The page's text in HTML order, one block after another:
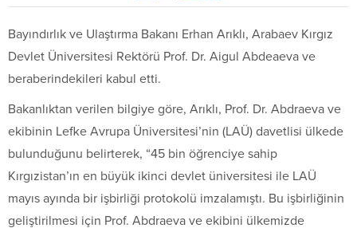
Bayındırlık ve Ulaştırma Bakanı Erhan Arıklı, Arabaev Kırgız
Devlet Üniversitesi Rektörü Prof. Dr. Aigul Abdeaeva ve
beraberindekileri kabul etti.
Bakanlıktan verilen bilgiye göre, Arıklı, Prof. Dr. Abdraeva ve
ekibinin Lefke Avrupa Üniversitesi’nin (LAÜ) davetlisi ülkede
bulunduğunu belirterek, “45 bin öğrenciye sahip
Kırgızistan’ın en büyük ikinci devlet üniversitesi ile LAÜ
mayıs ayında bir işbirliği protokolü imzalamıştı. Bu işbirliğinin
geliştirilmesi için Prof. Abdraeva ve ekibini ülkemizde